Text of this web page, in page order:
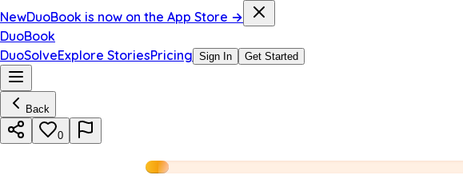
NewDuoBook is now on the App Store →
DuoBook
DuoSolveExplore StoriesPricing Sign In Get Started
Back
0